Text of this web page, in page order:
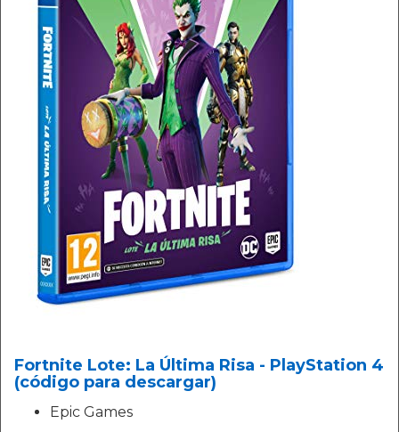
Fortnite Lote: La Última Risa - PlayStation 4
(código para descargar)
Epic Games